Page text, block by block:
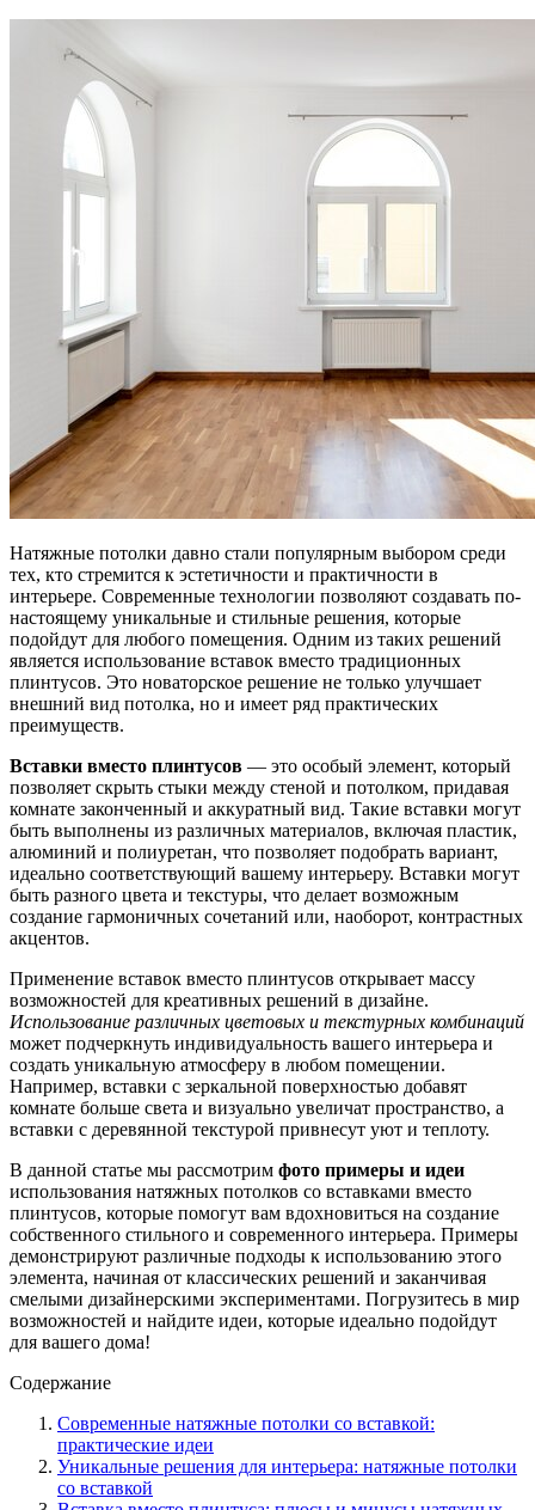
Натяжные потолки давно стали популярным выбором среди
тех, кто стремится к эстетичности и практичности в
интерьере. Современные технологии позволяют создавать по-
настоящему уникальные и стильные решения, которые
подойдут для любого помещения. Одним из таких решений
является использование вставок вместо традиционных
плинтусов. Это новаторское решение не только улучшает
внешний вид потолка, но и имеет ряд практических
преимуществ.
Вставки вместо плинтусов — это особый элемент, который
позволяет скрыть стыки между стеной и потолком, придавая
комнате законченный и аккуратный вид. Такие вставки могут
быть выполнены из различных материалов, включая пластик,
алюминий и полиуретан, что позволяет подобрать вариант,
идеально соответствующий вашему интерьеру. Вставки могут
быть разного цвета и текстуры, что делает возможным
создание гармоничных сочетаний или, наоборот, контрастных
акцентов.
Применение вставок вместо плинтусов открывает массу
возможностей для креативных решений в дизайне.
Использование различных цветовых и текстурных комбинаций
может подчеркнуть индивидуальность вашего интерьера и
создать уникальную атмосферу в любом помещении.
Например, вставки с зеркальной поверхностью добавят
комнате больше света и визуально увеличат пространство, а
вставки с деревянной текстурой привнесут уют и теплоту.
В данной статье мы рассмотрим фото примеры и идеи
использования натяжных потолков со вставками вместо
плинтусов, которые помогут вам вдохновиться на создание
собственного стильного и современного интерьера. Примеры
демонстрируют различные подходы к использованию этого
элемента, начиная от классических решений и заканчивая
смелыми дизайнерскими экспериментами. Погрузитесь в мир
возможностей и найдите идеи, которые идеально подойдут
для вашего дома!
Содержание
Современные натяжные потолки со вставкой:
практические идеи
Уникальные решения для интерьера: натяжные потолки
со вставкой